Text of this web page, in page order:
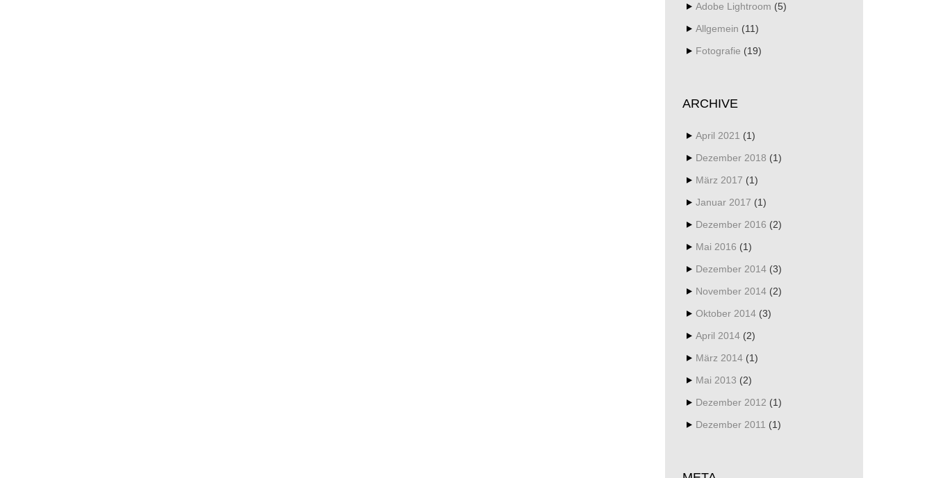
Adobe Lightroom (5)
Allgemein (11)
Fotografie (19)
ARCHIVE
April 2021 (1)
Dezember 2018 (1)
März 2017 (1)
Januar 2017 (1)
Dezember 2016 (2)
Mai 2016 (1)
Dezember 2014 (3)
November 2014 (2)
Oktober 2014 (3)
April 2014 (2)
März 2014 (1)
Mai 2013 (2)
Dezember 2012 (1)
Dezember 2011 (1)